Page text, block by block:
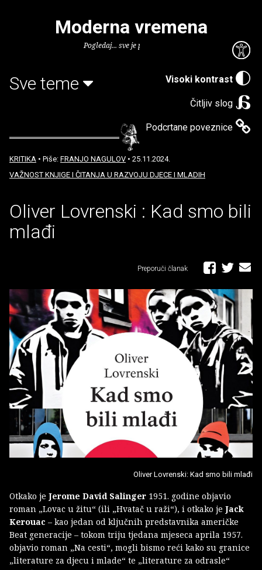
Visoki kontrast
Čitljiv slog
Podcrtane poveznice
Moderna vremena
Pogledaj... sve je puno knjiga.
Sve teme
KRITIKA • Piše: FRANJO NAGULOV • 25.11.2024.
VAŽNOST KNJIGE I ČITANJA U RAZVOJU DJECE I MLADIH
Oliver Lovrenski : Kad smo bili
mlađi
Preporuči članak
Oliver Lovrenski: Kad smo bili mlađi
Otkako je Jerome David Salinger 1951. godine objavio
roman „Lovac u žitu“ (ili „Hvatač u raži“), i otkako je Jack
Kerouac – kao jedan od ključnih predstavnika američke
Beat generacije – tokom triju tjedana mjeseca aprila 1957.
objavio roman „Na cesti“, mogli bismo reći kako su granice
„literature za djecu i mlade“ te „literature za odrasle“